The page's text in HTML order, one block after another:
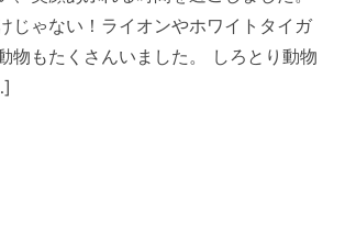
じゃない！ライオンやホワイトタイガ
物もたくさんいました。 しろとり動物